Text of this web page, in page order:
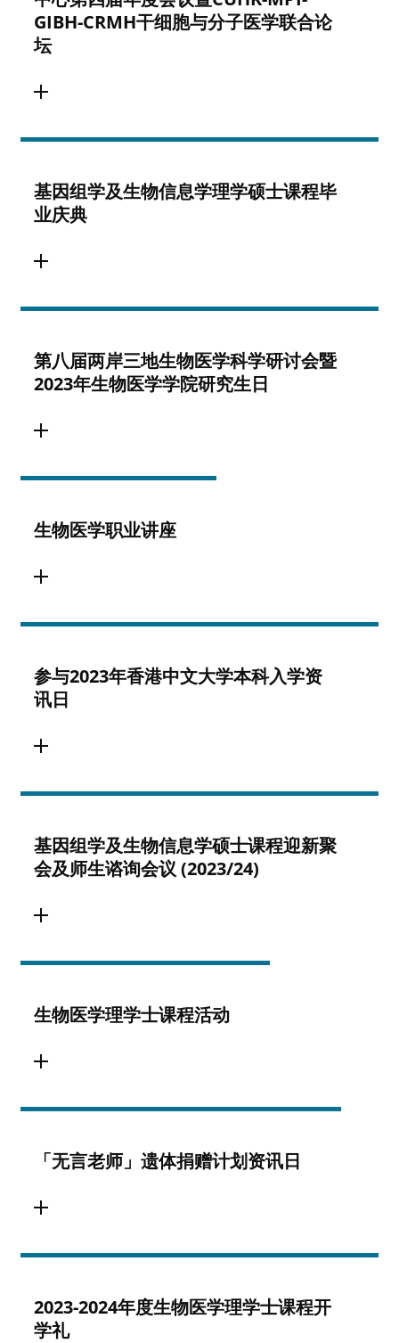
GIBH-CRMH干细胞与分子医学联合论
坛
基因组学及生物信息学理学硕士课程毕
业庆典
第八届两岸三地生物医学科学研讨会暨
2023年生物医学学院研究生日
生物医学职业讲座
参与2023年香港中文大学本科入学资
讯日
基因组学及生物信息学硕士课程迎新聚
会及师生谘询会议 (2023/24)
生物医学理学士课程活动
「无言老师」遗体捐赠计划资讯日
2023-2024年度生物医学理学士课程开
学礼